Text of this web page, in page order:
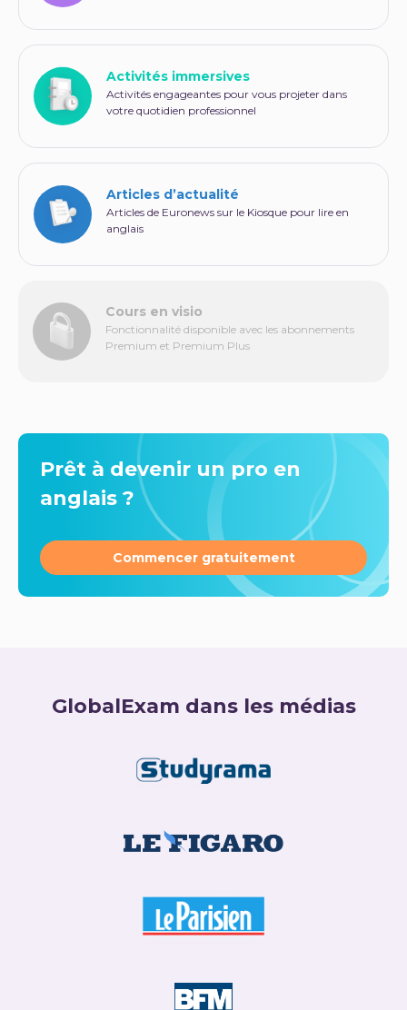
Activités immersives
Activités engageantes pour vous projeter dans
votre quotidien professionnel
Articles d’actualité
Articles de Euronews sur le Kiosque pour lire en
anglais
Cours en visio
Fonctionnalité disponible avec les abonnements
Premium et Premium Plus
Prêt à devenir un pro en
anglais ?
Commencer gratuitement
GlobalExam dans les médias